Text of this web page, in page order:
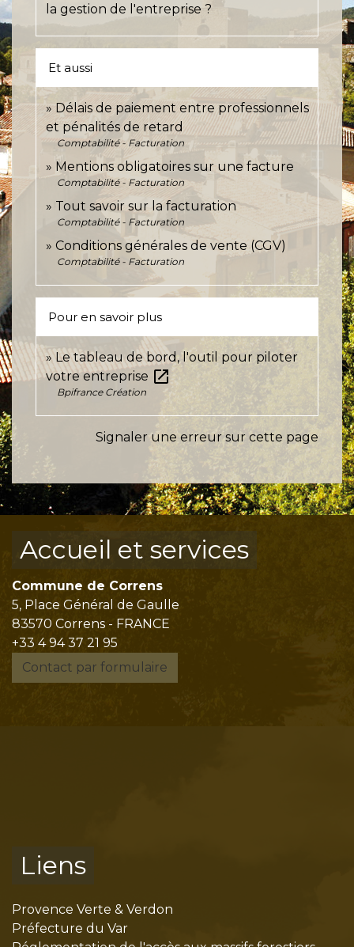
la gestion de l'entreprise ?
Et aussi
Délais de paiement entre professionnels
et pénalités de retard
Comptabilité - Facturation
Mentions obligatoires sur une facture
Comptabilité - Facturation
Tout savoir sur la facturation
Comptabilité - Facturation
Conditions générales de vente (CGV)
Comptabilité - Facturation
Pour en savoir plus
Le tableau de bord, l'outil pour piloter
votre entreprise open_in_new
Bpifrance Création
Signaler une erreur sur cette page
Accueil et services
Commune de Correns
5, Place Général de Gaulle
83570 Correns - FRANCE
+33 4 94 37 21 95
Contact par formulaire
Liens
Provence Verte & Verdon
Préfecture du Var